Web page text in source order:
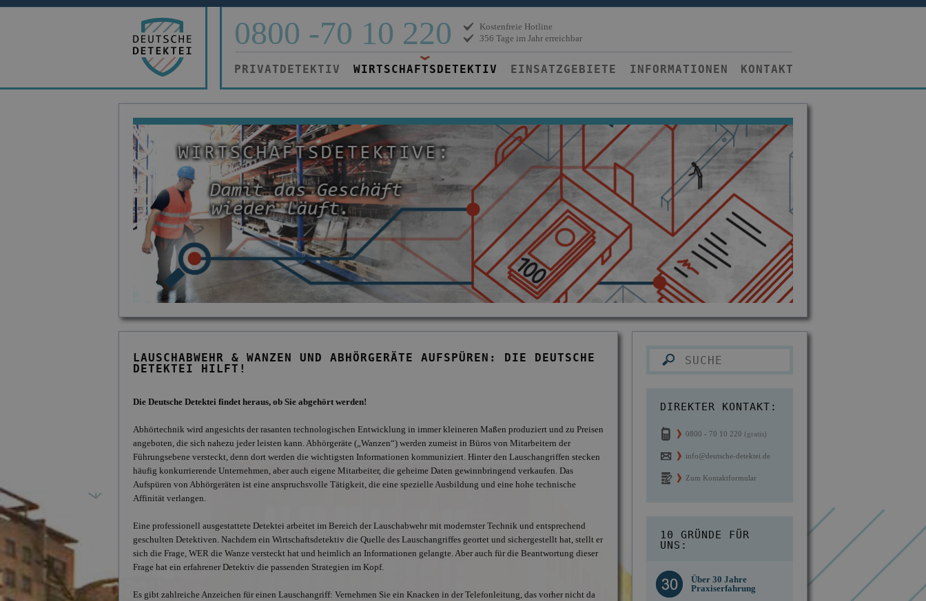
0800 -70 10 220
Kostenfreie Hotline
356 Tage im Jahr erreichbar
PRIVATDETEKTIV WIRTSCHAFTSDETEKTIV EINSATZGEBIETE INFORMATIONEN KONTAKT
LAUSCHABWEHR & WANZEN UND ABHÖRGERÄTE AUFSPÜREN: DIE DEUTSCHE
DETEKTEI HILFT!
Die Deutsche Detektei findet heraus, ob Sie abgehört werden!
Abhörtechnik wird angesichts der rasanten technologischen Entwicklung in immer kleineren Maßen produziert und zu Preisen
angeboten, die sich nahezu jeder leisten kann. Abhörgeräte („Wanzen“) werden zumeist in Büros von Mitarbeitern der
Führungsebene versteckt, denn dort werden die wichtigsten Informationen kommuniziert. Hinter den Lauschangriffen stecken
häufig konkurrierende Unternehmen, aber auch eigene Mitarbeiter, die geheime Daten gewinnbringend verkaufen. Das
Aufspüren von Abhörgeräten ist eine anspruchsvolle Tätigkeit, die eine spezielle Ausbildung und eine hohe technische
Affinität verlangen.
Eine professionell ausgestattete Detektei arbeitet im Bereich der Lauschabwehr mit modernster Technik und entsprechend
geschulten Detektiven. Nachdem ein Wirtschaftsdetektiv die Quelle des Lauschangriffes geortet und sichergestellt hat, stellt er
sich die Frage, WER die Wanze versteckt hat und heimlich an Informationen gelangte. Aber auch für die Beantwortung dieser
Frage hat ein erfahrener Detektiv die passenden Strategien im Kopf.
Es gibt zahlreiche Anzeichen für einen Lauschangriff: Vernehmen Sie ein Knacken in der Telefonleitung, das vorher nicht da
DIREKTER KONTAKT:
0800 - 70 10 220 (gratis)
info@deutsche-detektei.de
Zum Kontaktformular
10 GRÜNDE FÜR
UNS:
Offizielles Mitglied des
Über 30 Jahre
Praxiserfahrung
Kostengünstige
Berechnung ab
Einsatzort